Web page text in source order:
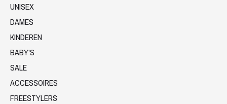
UNISEX
DAMES
KINDEREN
BABY'S
SALE
ACCESSOIRES
FREESTYLERS